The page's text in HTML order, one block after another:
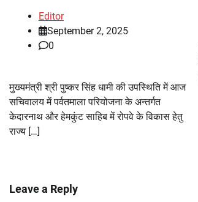
Editor
September 2, 2025
0
मुख्यमंत्री श्री पुष्कर सिंह धामी की उपस्थिति में आज
सचिवालय में पर्वतमाला परियोजना के अन्तर्गत
केदारनाथ और हेमकुंट साहिब में रोपवे के विकास हेतु
राज्य […]
Leave a Reply